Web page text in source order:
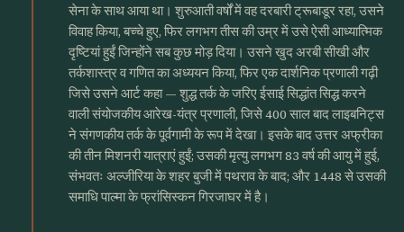
सेना के साथ आया था। शुरुआती वर्षों में वह दरबारी ट्रूबाडूर रहा, उसने
विवाह किया, बच्चे हुए, फिर लगभग तीस की उम्र में उसे ऐसी आध्यात्मिक
दृष्टियां हुईं जिन्होंने सब कुछ मोड़ दिया। उसने खुद अरबी सीखी और
तर्कशास्त्र व गणित का अध्ययन किया, फिर एक दार्शनिक प्रणाली गढ़ी
जिसे उसने आर्ट कहा — शुद्ध तर्क के जरिए ईसाई सिद्धांत सिद्ध करने
वाली संयोजकीय आरेख-यंत्र प्रणाली, जिसे 400 साल बाद लाइबनिट्स
ने संगणकीय तर्क के पूर्वगामी के रूप में देखा। इसके बाद उत्तर अफ्रीका
की तीन मिशनरी यात्राएं हुईं; उसकी मृत्यु लगभग 83 वर्ष की आयु में हुई,
संभवतः अल्जीरिया के शहर बुजी में पथराव के बाद; और 1448 से उसकी
समाधि पाल्मा के फ्रांसिस्कन गिरजाघर में है।